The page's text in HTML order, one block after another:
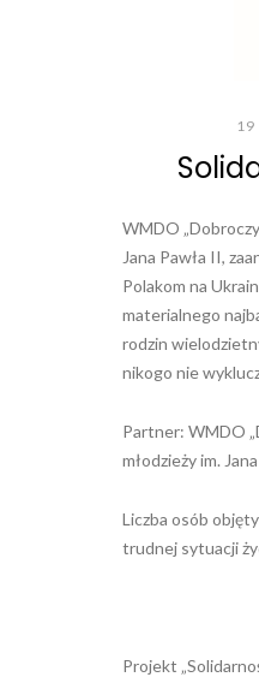
19
WMDO
Jana Pawła II,
Polakom na
materialnego
rodzin
nikogo nie
Partner: WMDO
młodzieży im.
Liczba osób
trudnej sytuacji
Projekt